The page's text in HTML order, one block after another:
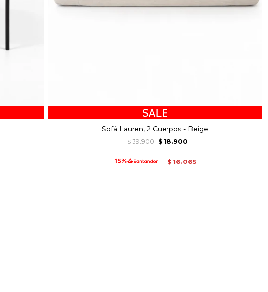
Sofá Lauren, 2 Cuerpos - Beige
$ 39.900 $ 18.900
$ 16.065